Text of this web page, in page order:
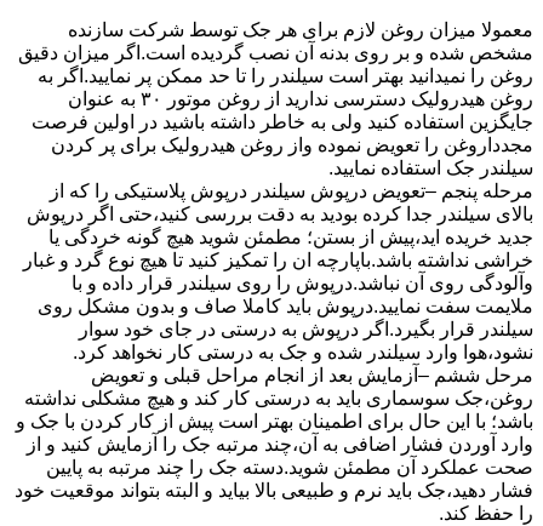
معمولا میزان روغن لازم برای هر جک توسط شرکت سازنده
مشخص شده و بر روی بدنه آن نصب گردیده است.اگر میزان دقیق
روغن را نمیدانید بهتر است سیلندر را تا حد ممکن پر نمایید.اگر به
روغن هیدرولیک دسترسی ندارید از روغن موتور ۳۰ به عنوان
جایگزین استفاده کنید ولی به خاطر داشته باشید در اولین فرصت
مجدداروغن را تعویض نموده واز روغن هیدرولیک برای پر کردن
سیلندر جک استفاده نمایید.
مرحله پنجم –تعویض درپوش سیلندر درپوش پلاستیکی را که از
بالای سیلندر جدا کرده بودید به دقت بررسی کنید،حتی اگر درپوش
جدید خریده اید،پیش از بستن؛ مطمئن شوید هیچ گونه خردگی یا
خراشی نداشته باشد.باپارچه ان را تمکیز کنید تا هیچ نوع گرد و غبار
وآلودگی روی آن نباشد.درپوش را روی سیلندر قرار داده و با
ملایمت سفت نمایید.درپوش باید کاملا صاف و بدون مشکل روی
سیلندر قرار بگیرد.اگر درپوش به درستی در جای خود سوار
نشود،هوا وارد سیلندر شده و جک به درستی کار نخواهد کرد.
مرحل ششم –آزمایش بعد از انجام مراحل قبلی و تعویض
روغن،جک سوسماری باید به درستی کار کند و هیچ مشکلی نداشته
باشد؛ با این حال برای اطمینان بهتر است پیش از کار کردن با جک و
وارد آوردن فشار اضافی به آن،چند مرتبه جک را آزمایش کنید و از
صحت عملکرد آن مطمئن شوید.دسته جک را چند مرتبه به پایین
فشار دهید،جک باید نرم و طبیعی بالا بیاید و البته بتواند موقعیت خود
را حفظ کند.